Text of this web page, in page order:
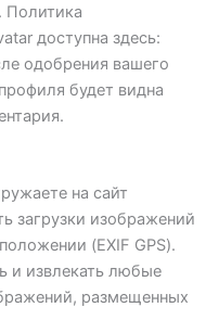
Политика
доступна здесь:
одобрения вашего
будет видна
на сайт
загрузки изображений
(EXIF GPS).
и извлекать любые
размещенных